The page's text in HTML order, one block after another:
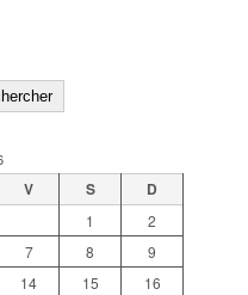
V S D
1
2
7 8
9
14 15
16